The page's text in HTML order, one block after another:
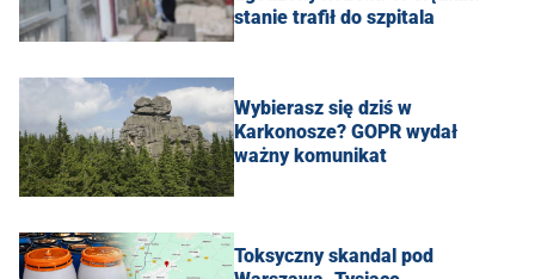
stanie trafił do szpitala
Wybierasz się dziś w
Karkonosze? GOPR wydał
ważny komunikat
Toksyczny skandal pod